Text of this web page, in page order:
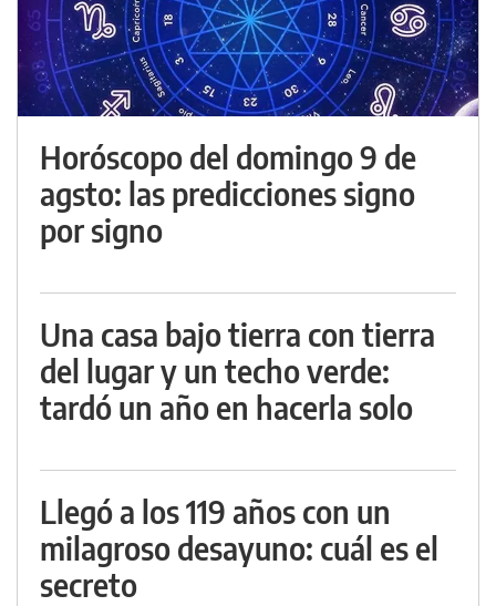
Horóscopo del domingo 9 de
agsto: las predicciones signo
por signo
Una casa bajo tierra con tierra
del lugar y un techo verde:
tardó un año en hacerla solo
Llegó a los 119 años con un
milagroso desayuno: cuál es el
secreto